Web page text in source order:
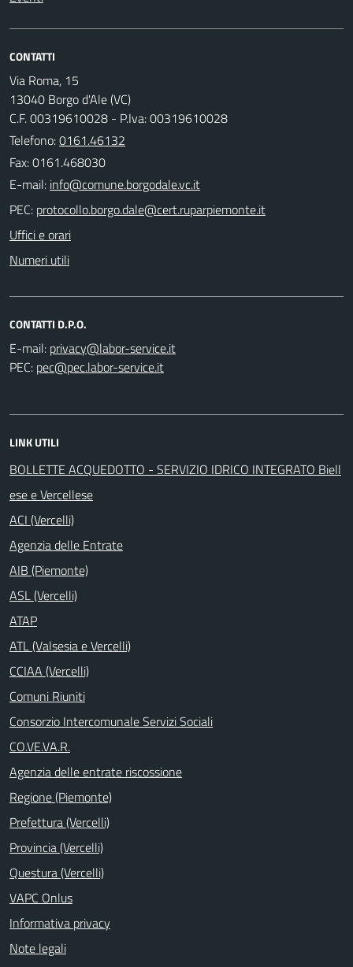
CONTATTI
Via Roma, 15
13040 Borgo d'Ale (VC)
C.F. 00319610028 - P.Iva: 00319610028
Telefono:0161.46132
Fax: 0161.468030
E-mail:
PEC:
Uffici e orari
Numeri utili
CONTATTI D.P.O.
E-mail:
PEC:
LINK UTILI
BOLLETTE ACQUEDOTTO - SERVIZIO IDRICO INTEGRATO Biell
ese e Vercellese
ACI (Vercelli)
Agenzia delle Entrate
AIB (Piemonte)
ASL (Vercelli)
ATAP
ATL (Valsesia e Vercelli)
CCIAA (Vercelli)
Comuni Riuniti
Consorzio Intercomunale Servizi Sociali
CO.VE.VA.R.
Agenzia delle entrate riscossione
Regione (Piemonte)
Prefettura (Vercelli)
Provincia (Vercelli)
Questura (Vercelli)
VAPC Onlus
Informativa privacy
Note legali